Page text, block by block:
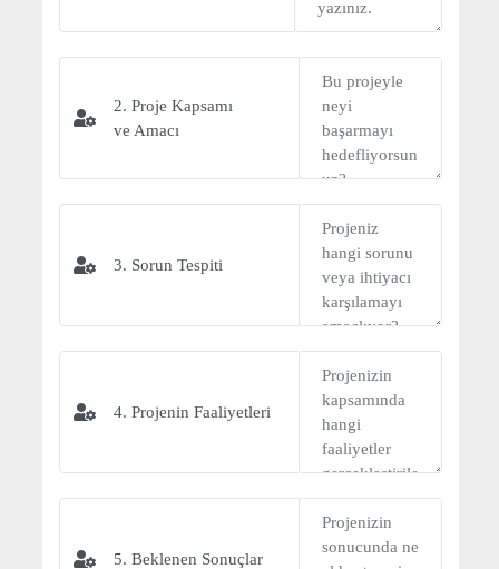
2. Proje Kapsamı
ve Amacı
3. Sorun Tespiti
4. Projenin Faaliyetleri
5. Beklenen Sonuçlar